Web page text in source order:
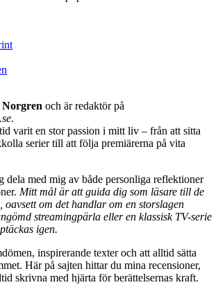
Norgren och är redaktör på
.
varit en stor passion i mitt liv – från att sitta
serier till att följa premiärerna på vita
dela med mig av både personliga reflektioner
Mitt mål är att guida dig som läsare till de
oavsett om det handlar om en storslagen
streamingpärla eller en klassisk TV-serie
igen.
inspirerande texter och att alltid sätta
Här på sajten hittar du mina recensioner,
skrivna med hjärta för berättelsernas kraft.